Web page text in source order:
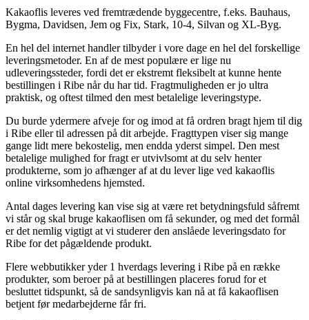
Kakaoflis leveres ved fremtrædende byggecentre, f.eks. Bauhaus,
Bygma, Davidsen, Jem og Fix, Stark, 10-4, Silvan og XL-Byg.
En hel del internet handler tilbyder i vore dage en hel del forskellige
leveringsmetoder. En af de mest populære er lige nu
udleveringssteder, fordi det er ekstremt fleksibelt at kunne hente
bestillingen i Ribe når du har tid. Fragtmuligheden er jo ultra
praktisk, og oftest tilmed den mest betalelige leveringstype.
Du burde ydermere afveje for og imod at få ordren bragt hjem til dig
i Ribe eller til adressen på dit arbejde. Fragttypen viser sig mange
gange lidt mere bekostelig, men endda yderst simpel. Den mest
betalelige mulighed for fragt er utvivlsomt at du selv henter
produkterne, som jo afhænger af at du lever lige ved kakaoflis
online virksomhedens hjemsted.
Antal dages levering kan vise sig at være ret betydningsfuld såfremt
vi står og skal bruge kakaoflisen om få sekunder, og med det formål
er det nemlig vigtigt at vi studerer den anslåede leveringsdato for
Ribe for det pågældende produkt.
Flere webbutikker yder 1 hverdags levering i Ribe på en række
produkter, som beroer på at bestillingen placeres forud for et
besluttet tidspunkt, så de sandsynligvis kan nå at få kakaoflisen
betjent før medarbejderne får fri.